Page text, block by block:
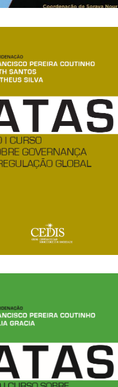
Global
FULL TEXT AVAILABLE -
CLICK HERE FOR OPEN
ACCESS
FULL TEXT AVAILABLE -
CLICK HERE FOR OPEN